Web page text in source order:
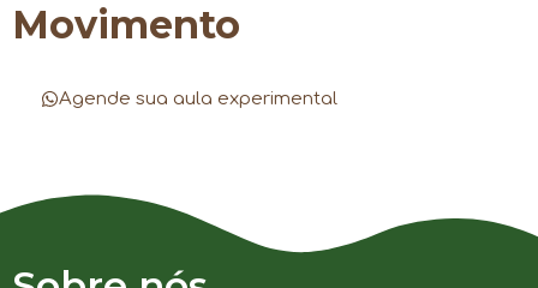
Movimento
Agende sua aula experimental